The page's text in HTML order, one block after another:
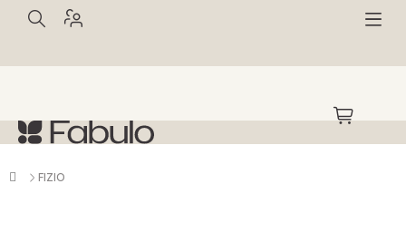
COŞ
DE
AcasăFIZIO